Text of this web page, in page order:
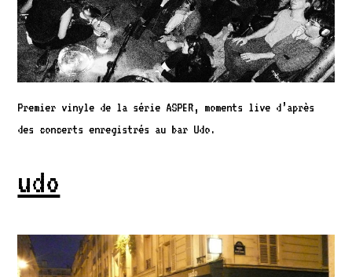
Premier vinyle de la série ASPER, moments live d’après
des concerts enregistrés au bar Udo.
udo